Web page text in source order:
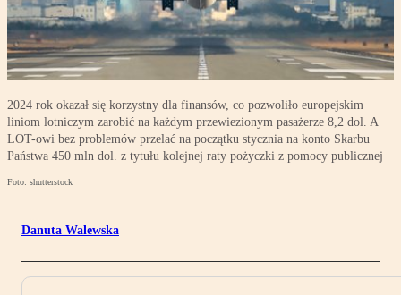
2024 rok okazał się korzystny dla finansów, co pozwoliło europejskim
liniom lotniczym zarobić na każdym przewiezionym pasażerze 8,2 dol. A
LOT-owi bez problemów przelać na początku stycznia na konto Skarbu
Państwa 450 mln dol. z tytułu kolejnej raty pożyczki z pomocy publicznej
Foto: shutterstock
Danuta Walewska